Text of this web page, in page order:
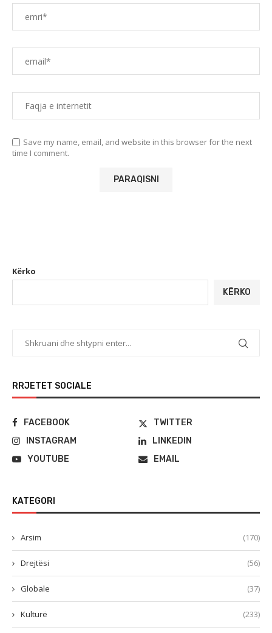
Save my name, email, and website in this browser for the next
time I comment.
Kërko
KËRKO
RRJETET SOCIALE
FACEBOOK
TWITTER
INSTAGRAM
LINKEDIN
YOUTUBE
EMAIL
KATEGORI
Arsim (170)
Drejtësi (56)
Globale (37)
Kulturë (233)